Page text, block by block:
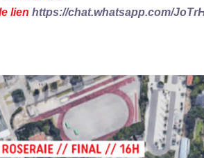
lien https://chat.whatsapp.com/